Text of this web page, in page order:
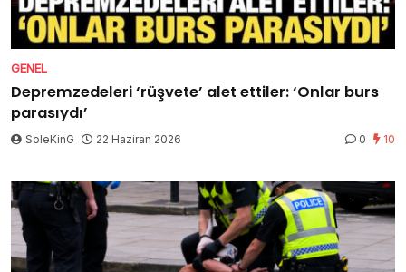
GENEL
Depremzedeleri ‘rüşvete’ alet ettiler: ‘Onlar burs
parasıydı’
SoleKinG 22 Haziran 2026 0 10